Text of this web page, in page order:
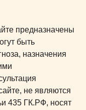
предназначены
быть
назначения
не являются
435 ГК.РФ, носят